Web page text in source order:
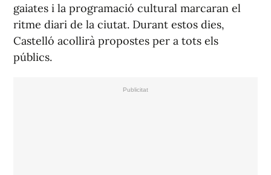
gaiates i la programació cultural marcaran el
ritme diari de la ciutat. Durant estos dies,
Castelló acollirà propostes per a tots els
públics.